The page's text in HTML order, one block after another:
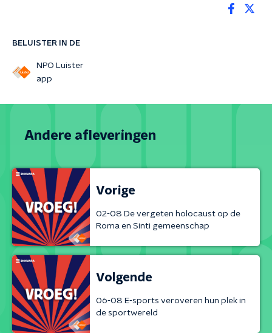
BELUISTER IN DE
NPO Luister
app
Andere afleveringen
Vorige
02-08 De vergeten holocaust op de
Roma en Sinti gemeenschap
Volgende
06-08 E-sports veroveren hun plek in
de sportwereld